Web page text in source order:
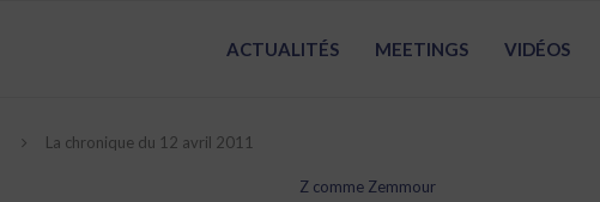
ACTUALITÉS MEETINGS VIDÉOS
La chronique du 12 avril 2011
Z comme Zemmour